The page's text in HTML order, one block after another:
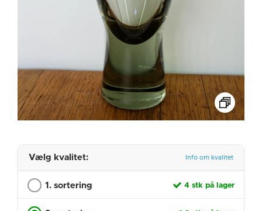
Vælg kvalitet: Info om kvalitet
1. sortering 4 stk på lager